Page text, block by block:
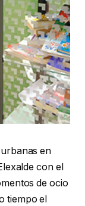
en
con el
de ocio
tiempo el